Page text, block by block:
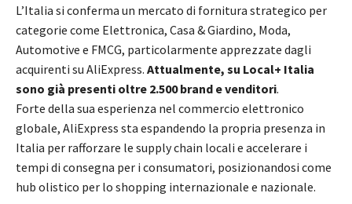
L’Italia si conferma un mercato di fornitura strategico per
categorie come Elettronica, Casa & Giardino, Moda,
Automotive e FMCG, particolarmente apprezzate dagli
acquirenti su AliExpress. Attualmente, su Local+ Italia
sono già presenti oltre 2.500 brand e venditori.
Forte della sua esperienza nel commercio elettronico
globale, AliExpress sta espandendo la propria presenza in
Italia per rafforzare le supply chain locali e accelerare i
tempi di consegna per i consumatori, posizionandosi come
hub olistico per lo shopping internazionale e nazionale.